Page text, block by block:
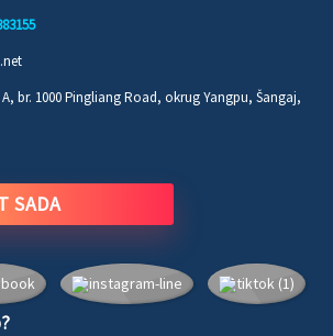
A, br. 1000 Pingliang Road, okrug Yangpu, Šangaj,
SADA